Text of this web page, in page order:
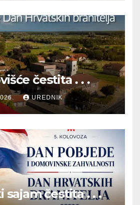
čestita . . .
UREDNIK
sajam čestita . . .